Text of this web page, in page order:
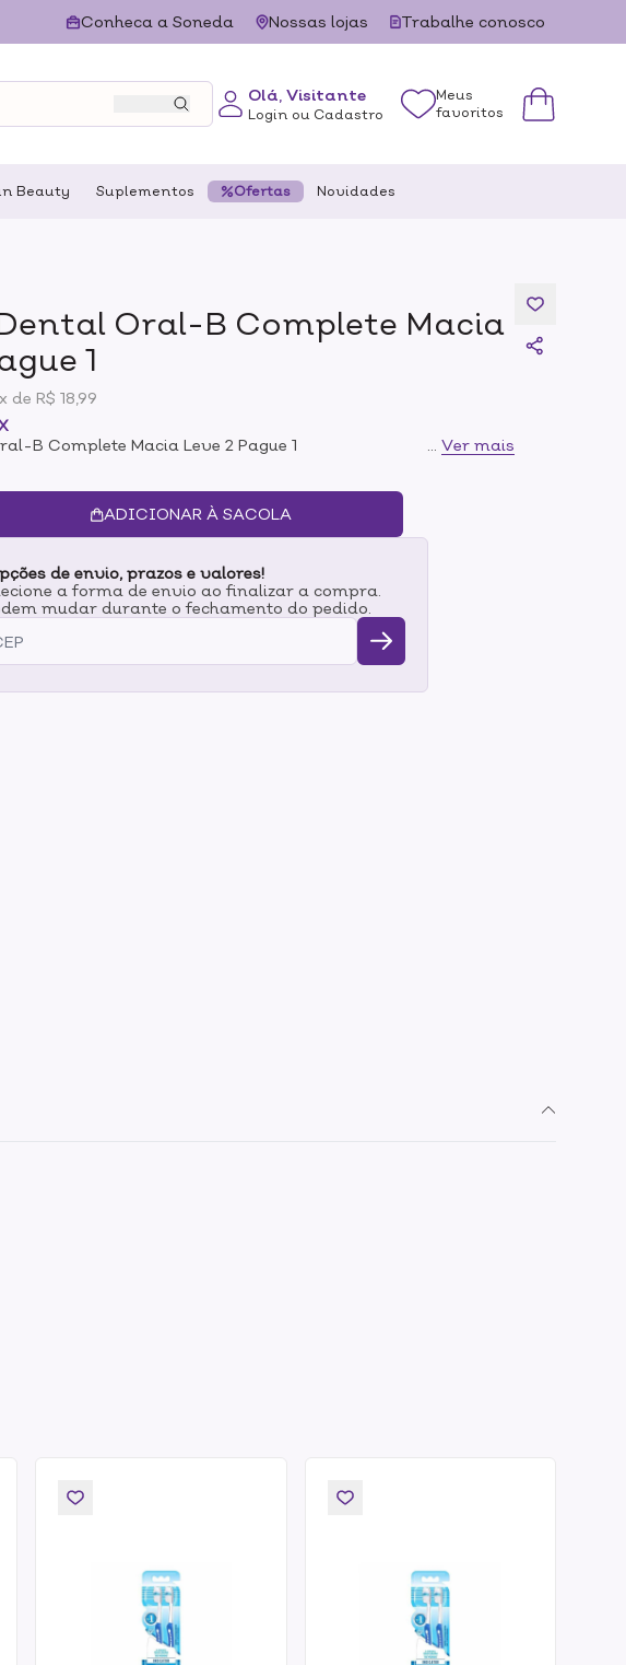
Conheca a Soneda Nossas lojas Trabalhe conosco
Olá, Visitante
Login ou Cadastro
Meus
favoritos
Beauty Suplementos Ofertas Novidades
Oral-B Complete Macia
1
de R$ 18,99
B Complete Macia Leve 2 Pague 1
Ver mais
ADICIONAR À SACOLA
de envio, prazos e valores!
a forma de envio ao finalizar a compra.
mudar durante o fechamento do pedido.